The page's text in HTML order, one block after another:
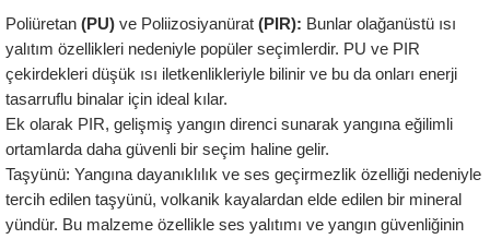
Poliüretan (PU) ve Poliizosiyanürat (PIR): Bunlar olağanüstü ısı
yalıtım özellikleri nedeniyle popüler seçimlerdir. PU ve PIR
çekirdekleri düşük ısı iletkenlikleriyle bilinir ve bu da onları enerji
tasarruflu binalar için ideal kılar.
Ek olarak PIR, gelişmiş yangın direnci sunarak yangına eğilimli
ortamlarda daha güvenli bir seçim haline gelir.
Taşyünü: Yangına dayanıklılık ve ses geçirmezlik özelliği nedeniyle
tercih edilen taşyünü, volkanik kayalardan elde edilen bir mineral
yündür. Bu malzeme özellikle ses yalıtımı ve yangın güvenliğinin